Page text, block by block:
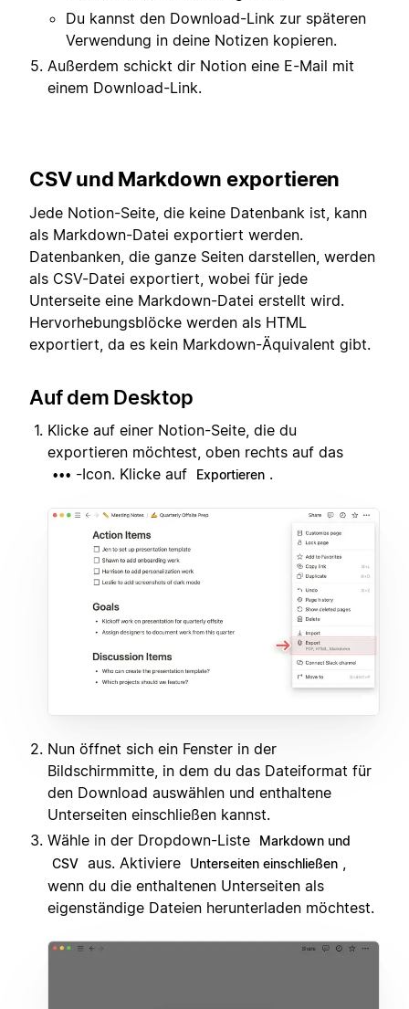
Du kannst den Download-Link zur späteren
Verwendung in deine Notizen kopieren.
Außerdem schickt dir Notion eine E-Mail mit
einem Download-Link.
CSV und Markdown exportieren
Jede Notion-Seite, die keine Datenbank ist, kann
als Markdown-Datei exportiert werden.
Datenbanken, die ganze Seiten darstellen, werden
als CSV-Datei exportiert, wobei für jede
Unterseite eine Markdown-Datei erstellt wird.
Hervorhebungsblöcke werden als HTML
exportiert, da es kein Markdown-Äquivalent gibt.
Auf dem Desktop
Klicke auf einer Notion-Seite, die du
exportieren möchtest, oben rechts auf das
••• -Icon. Klicke auf Exportieren .
Nun öffnet sich ein Fenster in der
Bildschirmmitte, in dem du das Dateiformat für
den Download auswählen und enthaltene
Unterseiten einschließen kannst.
Wähle in der Dropdown-Liste
Markdown und
CSV aus. Aktiviere Unterseiten einschließen ,
wenn du die enthaltenen Unterseiten als
eigenständige Dateien herunterladen möchtest.